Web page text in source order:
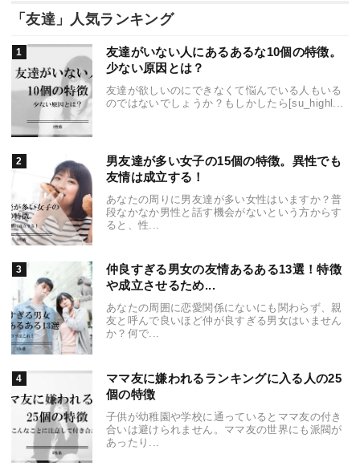
「友達」人気ランキング
友達がいない人にあるあるな10個の特徴。
少ない原因とは？
友達が欲しいのにできなくて悩んでいる人もいる
のではないでしょうか？もしかしたら[su_highl...
男友達が多い女子の15個の特徴。異性でも
友情は成立する！
あなたの周りに男友達が多い女性はいますか？普
段なかなか男性と話す機会がないという方からす
ると、性...
仲良すぎる男女の友情あるある13選！特徴
や成立させるため...
あなたの周囲に恋愛関係にないにも関わらず、親
友と呼んで良いほど仲が良すぎる男女はいません
か？何で...
ママ友に嫌われるランキングに入る人の25
個の特徴
子供が幼稚園や学校に通っているとママ友の付き
合いは避けられません。ママ友の世界にも派閥が
あったり...